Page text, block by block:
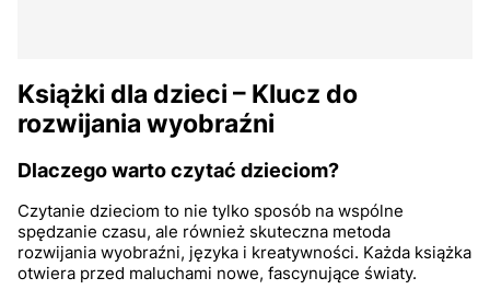
Książki dla dzieci – Klucz do
rozwijania wyobraźni
Dlaczego warto czytać dzieciom?
Czytanie dzieciom to nie tylko sposób na wspólne
spędzanie czasu, ale również skuteczna metoda
rozwijania wyobraźni, języka i kreatywności. Każda książka
otwiera przed maluchami nowe, fascynujące światy.